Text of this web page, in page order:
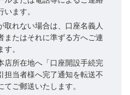
ます。
取れない場合は、口座名義人
またはそれに準ずる方へご連
。
店所在地へ「口座開設手続完
担当者様へ完了通知を転送不
ご郵送いたします。